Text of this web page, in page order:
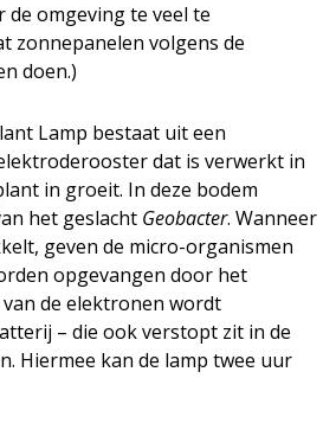
omgeving te veel te
zonnepanelen volgens de
doen.)
Lamp bestaat uit een
dat is verwerkt in
in groeit. In deze bodem
het geslacht Geobacter. Wanneer
geven de micro-organismen
opgevangen door het
de elektronen wordt
– die ook verstopt zit in de
Hiermee kan de lamp twee uur